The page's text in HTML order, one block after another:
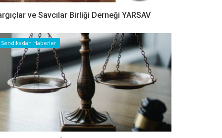
ve Savcılar Birliği Derneği YARSAV
Sendikadan Haberler